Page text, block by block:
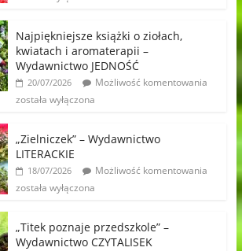
Najpiękniejsze książki o ziołach,
kwiatach i aromaterapii –
Wydawnictwo JEDNOŚĆ
20/07/2026
Możliwość komentowania
została wyłączona
„Zielniczek” – Wydawnictwo
LITERACKIE
18/07/2026
Możliwość komentowania
została wyłączona
„Titek poznaje przedszkole” –
Wydawnictwo CZYTALISEK